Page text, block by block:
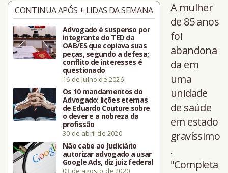
CONTINUA APÓS + LIDAS DA SEMANA
Advogado é suspenso por
integrante do TED da
OAB/ES que copiava suas
peças, segundo a defesa;
conflito de interesses é
questionado
16 de julho de 2026
Os 10 mandamentos do
Advogado: lições eternas
de Eduardo Couture sobre
o dever e a nobreza da
profissão
30 de abril de 2020
Não cabe ao Judiciário
autorizar advogado a usar
Google Ads, diz juiz federal
03 de agosto de 2020
A mulher
de 85 anos
foi
abandona
da em
uma
unidade
de saúde
em estado
gravíssimo
.
"Completa